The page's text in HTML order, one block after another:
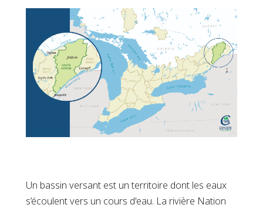
Un bassin versant est un territoire dont les eaux
s’écoulent vers un cours d'eau. La rivière Nation